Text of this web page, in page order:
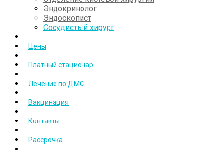
Эндокринолог
Эндоскопист
Сосудистый хирург
Цены
Платный стационар
Лечение по ДМС
Вакцинация
Контакты
Рассрочка